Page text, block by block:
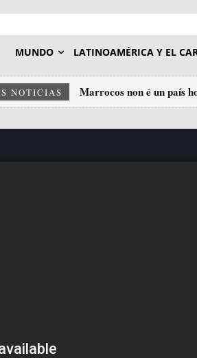
MUNDO LATINOAMÉRICA Y EL
NOTICIAS
Marrocos non é un país
insulto ao deporte.
Palestina e o Sáhara: